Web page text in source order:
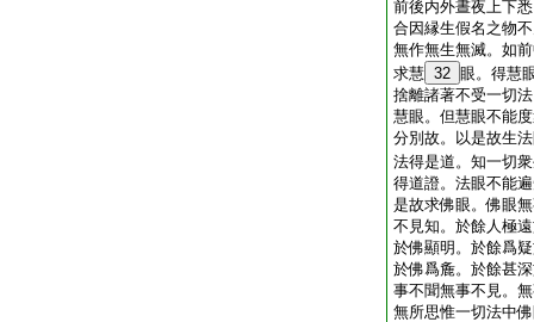
前後内外晝夜上下
合因縁生假名之物
無作無生無滅。如
求慧 32 眼。得慧
捨離諸著不受一切
慧眼。但慧眼不能
分別故。以是故生
法得是道。知一切
得道證。法眼不能
是故求佛眼。佛眼
不見知。於餘人極
於佛顯明。於餘爲
於佛爲麁。於餘甚
事不聞無事不見。
無所思惟一切法中